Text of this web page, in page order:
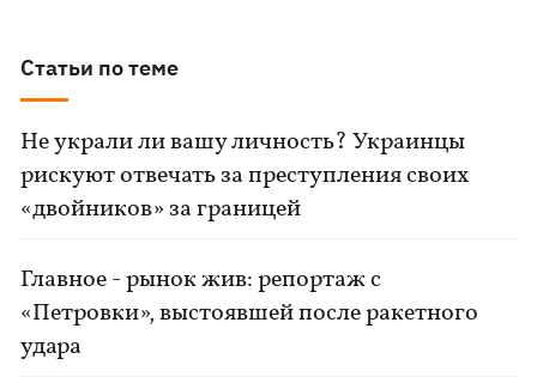
Статьи по теме
Не украли ли вашу личность? Украинцы
рискуют отвечать за преступления своих
«двойников» за границей
Главное - рынок жив: репортаж с
«Петровки», выстоявшей после ракетного
удара